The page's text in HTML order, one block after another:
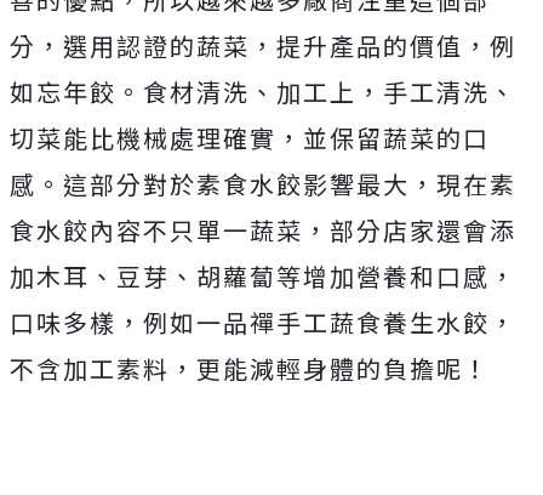
分，選用認證的蔬菜，提升產品的價值，例
如忘年餃。食材清洗、加工上，手工清洗、
切菜能比機械處理確實，並保留蔬菜的口
感。這部分對於素食水餃影響最大，現在素
食水餃內容不只單一蔬菜，部分店家還會添
加木耳、豆芽、胡蘿蔔等增加營養和口感，
口味多樣，例如一品禪手工蔬食養生水餃，
不含加工素料，更能減輕身體的負擔呢！